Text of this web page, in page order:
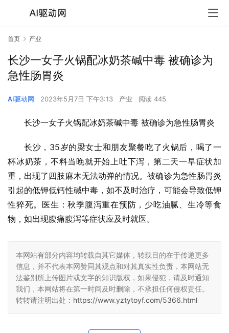
首页 产业
长沙一女子火锅配冰奶茶碱中毒 被确诊为
急性肠胃炎
AI驱动网 2023年5月7日 下午3:13 产业 阅读 445
长沙一女子火锅配冰奶茶碱中毒 被确诊为急性肠胃炎
长沙，35岁的梁女士和朋友聚餐吃了火锅后，喝了一
杯冰奶茶，不料当晚就开始上吐下泻，第二天一早症状加
重，出现了四肢麻木无法动弹的情况。被确诊为急性肠胃炎
引起的低钾低钙性碱中毒，如不及时治疗，可能会导致低钾
性猝死。医生：秋季腹泻重在预防，少吃油腻、生冷等食
物，如出现腹痛腹泻等症状应及时就医。
本网站有部分内容均转载自其它媒体，转载目的在于传递更多
信息，并不代表本网赞同其观点和对其真实性负责，本网站无
法鉴别所上传图片或文字的知识版权，如果侵犯，请及时通知
我们，本网站将在第一时间及时删除，不承担任何侵权责任。
转转请注明出处： https://www.yztytoyf.com/5366.html